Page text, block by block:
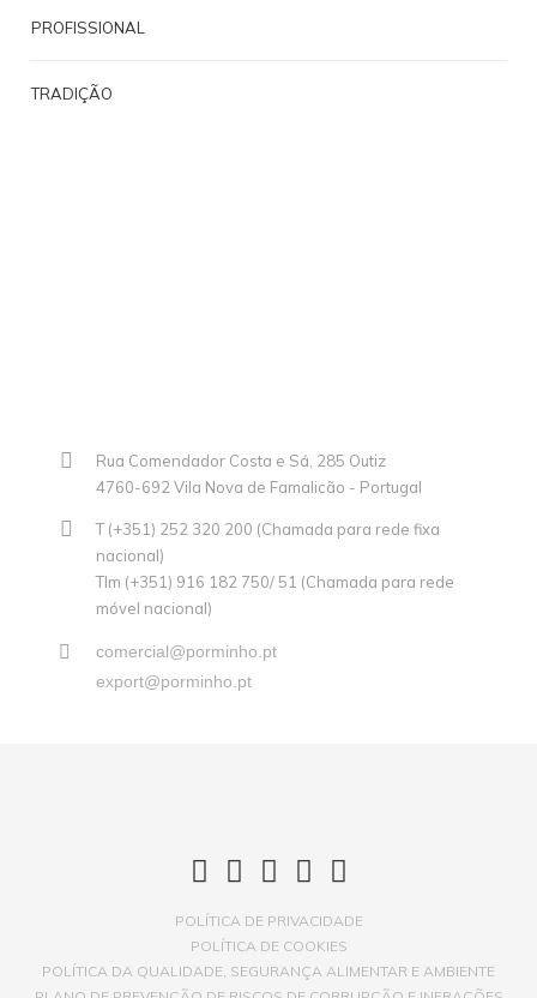
PROFISSIONAL
TRADIÇÃO
Rua Comendador Costa e Sá, 285 Outiz
4760-692 Vila Nova de Famalicão - Portugal
T (+351) 252 320 200 (Chamada para rede fixa
nacional)
Tlm (+351) 916 182 750/ 51 (Chamada para rede
móvel nacional)
comercial@porminho.pt
export@porminho.pt
POLÍTICA DE PRIVACIDADE
POLÍTICA DE COOKIES
POLÍTICA DA QUALIDADE, SEGURANÇA ALIMENTAR E AMBIENTE